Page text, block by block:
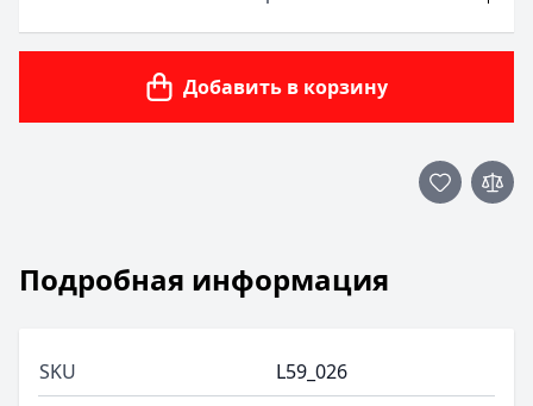
Добавить в корзину
Подробная информация
SKU
L59_026